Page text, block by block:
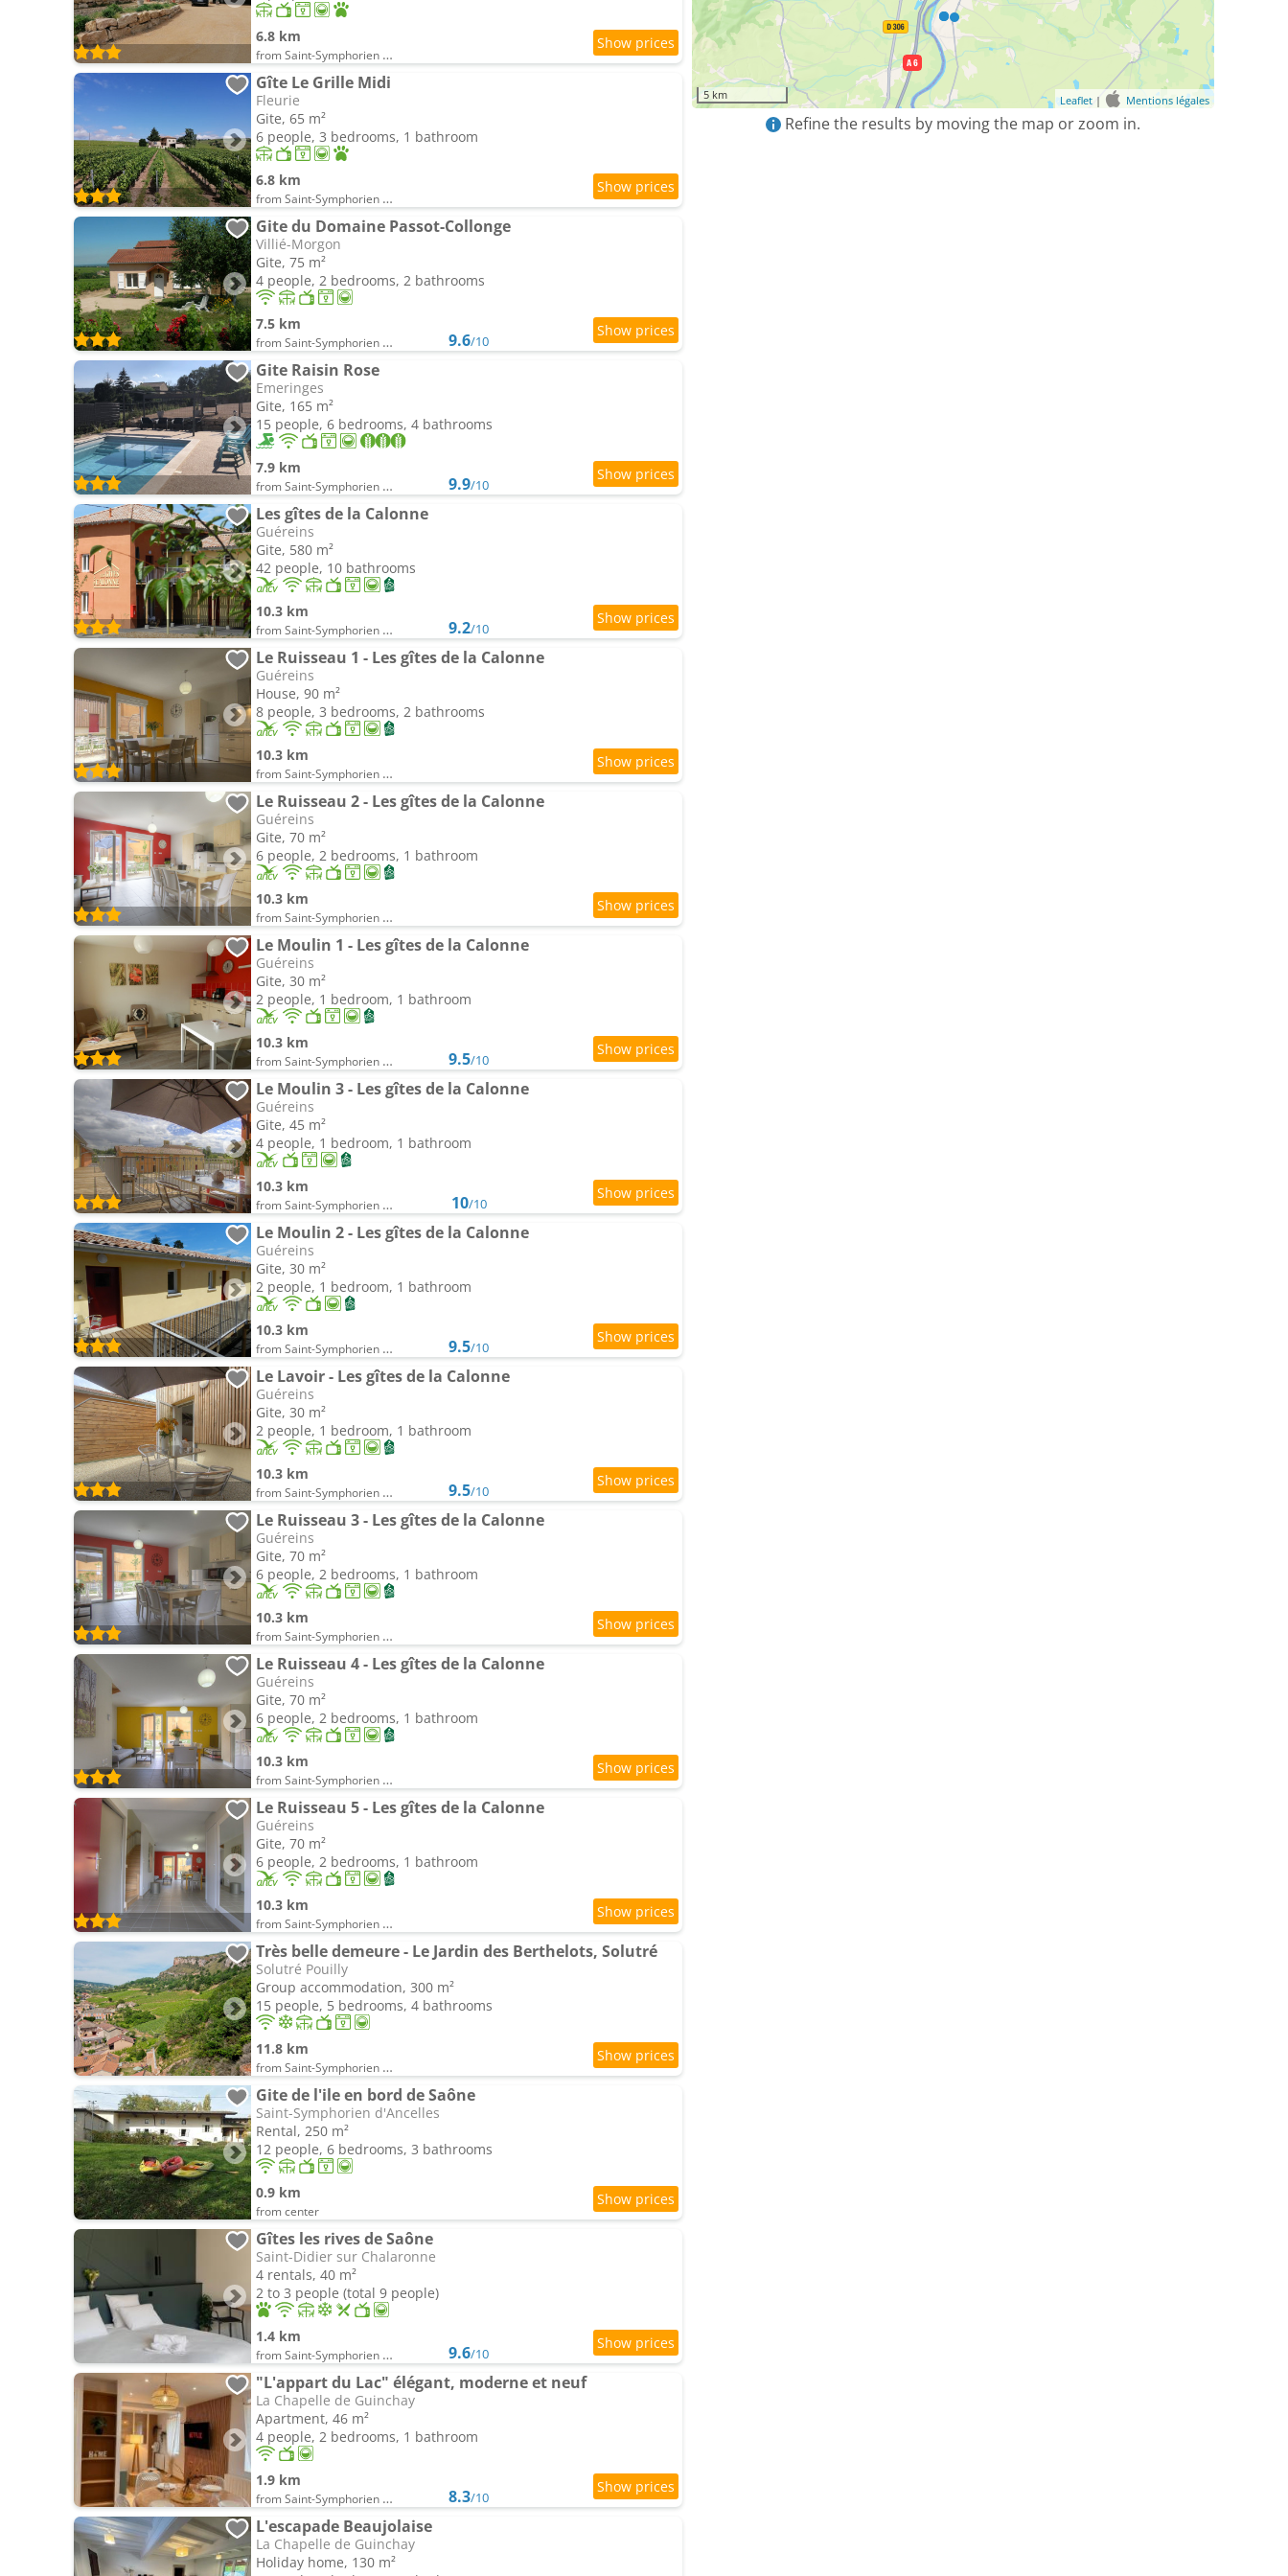
6.8 km
from Saint-Symphorien d'Ancelles
Gîte Le Grille Midi
Fleurie
Gite, 65 m²
6 people, 3 bedrooms, 1 bathroom
6.8 km
from Saint-Symphorien d'Ancelles
Gite du Domaine Passot-Collonge
Villié-Morgon
Gite, 75 m²
4 people, 2 bedrooms, 2 bathrooms
7.5 km
from Saint-Symphorien d'Ancelles 9.6/10
Gite Raisin Rose
Emeringes
Gite, 165 m²
15 people, 6 bedrooms, 4 bathrooms
7.9 km
from Saint-Symphorien d'Ancelles 9.9/10
Les gîtes de la Calonne
Guéreins
Gite, 580 m²
42 people, 10 bathrooms
10.3 km
from Saint-Symphorien d'Ancelles 9.2/10
Le Ruisseau 1 - Les gîtes de la Calonne
Guéreins
House, 90 m²
8 people, 3 bedrooms, 2 bathrooms
10.3 km
from Saint-Symphorien d'Ancelles
Le Ruisseau 2 - Les gîtes de la Calonne
Guéreins
Gite, 70 m²
6 people, 2 bedrooms, 1 bathroom
10.3 km
from Saint-Symphorien d'Ancelles
Le Moulin 1 - Les gîtes de la Calonne
Guéreins
Gite, 30 m²
2 people, 1 bedroom, 1 bathroom
10.3 km
from Saint-Symphorien d'Ancelles 9.5/10
Le Moulin 3 - Les gîtes de la Calonne
Guéreins
Gite, 45 m²
4 people, 1 bedroom, 1 bathroom
10.3 km
from Saint-Symphorien d'Ancelles 10/10
Le Moulin 2 - Les gîtes de la Calonne
Guéreins
Gite, 30 m²
2 people, 1 bedroom, 1 bathroom
10.3 km
from Saint-Symphorien d'Ancelles 9.5/10
Le Lavoir - Les gîtes de la Calonne
Guéreins
Gite, 30 m²
2 people, 1 bedroom, 1 bathroom
10.3 km
from Saint-Symphorien d'Ancelles 9.5/10
Le Ruisseau 3 - Les gîtes de la Calonne
Guéreins
Gite, 70 m²
6 people, 2 bedrooms, 1 bathroom
10.3 km
from Saint-Symphorien d'Ancelles
Le Ruisseau 4 - Les gîtes de la Calonne
Guéreins
Gite, 70 m²
6 people, 2 bedrooms, 1 bathroom
10.3 km
from Saint-Symphorien d'Ancelles
Le Ruisseau 5 - Les gîtes de la Calonne
Guéreins
Gite, 70 m²
6 people, 2 bedrooms, 1 bathroom
10.3 km
from Saint-Symphorien d'Ancelles
Très belle demeure - Le Jardin des Berthelots, Solutré
Solutré Pouilly
Group accommodation, 300 m²
15 people, 5 bedrooms, 4 bathrooms
11.8 km
from Saint-Symphorien d'Ancelles
Gite de l'ile en bord de Saône
Saint-Symphorien d'Ancelles
Rental, 250 m²
12 people, 6 bedrooms, 3 bathrooms
0.9 km
from center
Gîtes les rives de Saône
Saint-Didier sur Chalaronne
4 rentals, 40 m²
2 to 3 people (total 9 people)
1.4 km
from Saint-Symphorien d'Ancelles 9.6/10
"L'appart du Lac" élégant, moderne et neuf
La Chapelle de Guinchay
Apartment, 46 m²
4 people, 2 bedrooms, 1 bathroom
1.9 km
from Saint-Symphorien d'Ancelles 8.3/10
L'escapade Beaujolaise
La Chapelle de Guinchay
Holiday home, 130 m²
5 km Leaflet | Mentions légales
Refine the results by moving the map or zoom in.